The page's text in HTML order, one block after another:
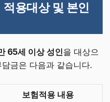
용대상 및 본인
65세 이상 성인을 대상으
금은 다음과 같습니다.
보험적용 내용